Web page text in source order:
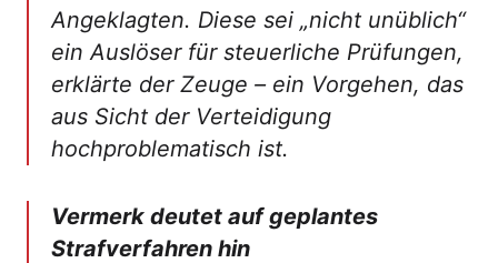
Angeklagten. Diese sei „nicht unüblich“
ein Auslöser für steuerliche Prüfungen,
erklärte der Zeuge – ein Vorgehen, das
aus Sicht der Verteidigung
hochproblematisch ist.
Vermerk deutet auf geplantes
Strafverfahren hin